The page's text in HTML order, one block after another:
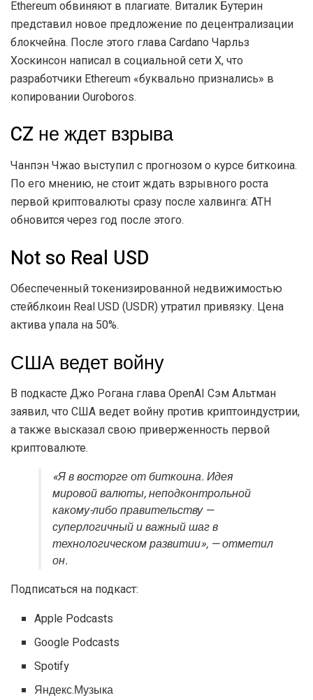
Ethereum обвиняют в плагиате. Виталик Бутерин
представил новое предложение по децентрализации
блокчейна. После этого глава Cardano Чарльз
Хоскинсон написал в социальной сети X, что
разработчики Ethereum «буквально признались» в
копировании Ouroboros.
CZ не ждет взрыва
Чанпэн Чжао выступил с прогнозом о курсе биткоина.
По его мнению, не стоит ждать взрывного роста
первой криптовалюты сразу после халвинга: ATH
обновится через год после этого.
Not so Real USD
Обеспеченный токенизированной недвижимостью
стейблкоин Real USD (USDR) утратил привязку. Цена
актива упала на 50%.
США ведет войну
В подкасте Джо Рогана глава OpenAI Сэм Альтман
заявил, что США ведет войну против криптоиндустрии,
а также высказал свою приверженность первой
криптовалюте.
«Я в восторге от биткоина. Идея
мировой валюты, неподконтрольной
какому-либо правительству —
суперлогичный и важный шаг в
технологическом развитии», — отметил
он.
Подписаться на подкаст:
Apple Podcasts
Google Podcasts
Spotify
Яндекс.Музыка